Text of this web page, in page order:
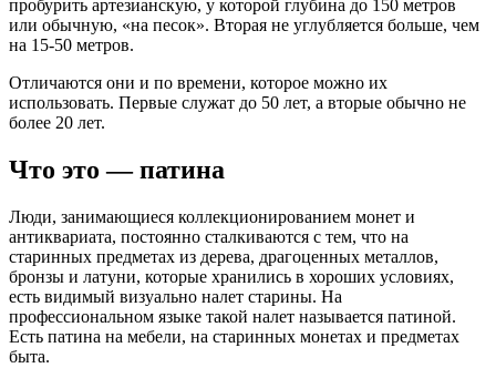
пробурить артезианскую, у которой глубина до 150 метров
или обычную, «на песок». Вторая не углубляется больше, чем
на 15-50 метров.
Отличаются они и по времени, которое можно их
использовать. Первые служат до 50 лет, а вторые обычно не
более 20 лет.
Что это — патина
Люди, занимающиеся коллекционированием монет и
антиквариата, постоянно сталкиваются с тем, что на
старинных предметах из дерева, драгоценных металлов,
бронзы и латуни, которые хранились в хороших условиях,
есть видимый визуально налет старины. На
профессиональном языке такой налет называется патиной.
Есть патина на мебели, на старинных монетах и предметах
быта.